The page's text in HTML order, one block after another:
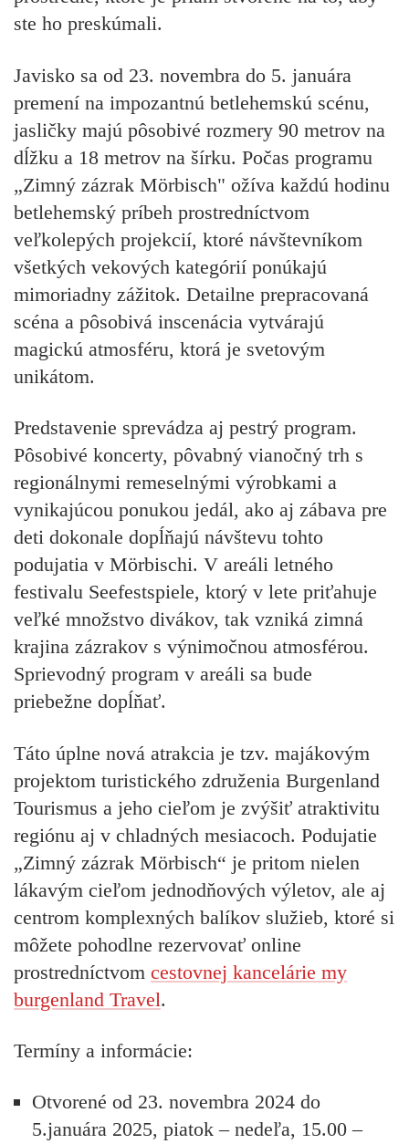
ste ho preskúmali.
Javisko sa od 23. novembra do 5. januára
premení na impozantnú betlehemskú scénu,
jasličky majú pôsobivé rozmery 90 metrov na
dĺžku a 18 metrov na šírku. Počas programu
„Zimný zázrak Mörbisch" ožíva každú hodinu
betlehemský príbeh prostredníctvom
veľkolepých projekcií, ktoré návštevníkom
všetkých vekových kategórií ponúkajú
mimoriadny zážitok. Detailne prepracovaná
scéna a pôsobivá inscenácia vytvárajú
magickú atmosféru, ktorá je svetovým
unikátom.
Predstavenie sprevádza aj pestrý program.
Pôsobivé koncerty, pôvabný vianočný trh s
regionálnymi remeselnými výrobkami a
vynikajúcou ponukou jedál, ako aj zábava pre
deti dokonale dopĺňajú návštevu tohto
podujatia v Mörbischi. V areáli letného
festivalu Seefestspiele, ktorý v lete priťahuje
veľké množstvo divákov, tak vzniká zimná
krajina zázrakov s výnimočnou atmosférou.
Sprievodný program v areáli sa bude
priebežne dopĺňať.
Táto úplne nová atrakcia je tzv. majákovým
projektom turistického združenia Burgenland
Tourismus a jeho cieľom je zvýšiť atraktivitu
regiónu aj v chladných mesiacoch. Podujatie
„Zimný zázrak Mörbisch“ je pritom nielen
lákavým cieľom jednodňových výletov, ale aj
centrom komplexných balíkov služieb, ktoré si
môžete pohodlne rezervovať online
prostredníctvom cestovnej kancelárie my
burgenland Travel.
Termíny a informácie:
Otvorené od 23. novembra 2024 do
5.januára 2025, piatok – nedeľa, 15.00 –